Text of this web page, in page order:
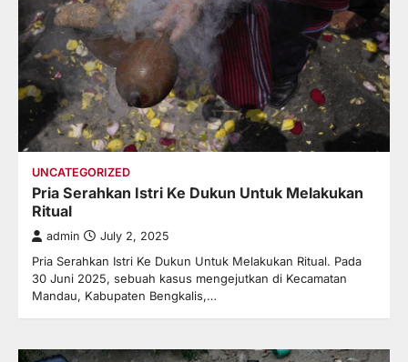
UNCATEGORIZED
Pria Serahkan Istri Ke Dukun Untuk Melakukan
Ritual
admin July 2, 2025
Pria Serahkan Istri Ke Dukun Untuk Melakukan Ritual. Pada
30 Juni 2025, sebuah kasus mengejutkan di Kecamatan
Mandau, Kabupaten Bengkalis,…